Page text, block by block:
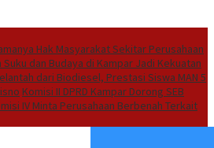
Hak Masyarakat Sekitar Perusahaan
dan Budaya di Kampar Jadi Kekuatan
dari Biodiesel, Prestasi Siswa MAN 5
Komisi II DPRD Kampar Dorong SEB
IV Minta Perusahaan Berbenah Terkait